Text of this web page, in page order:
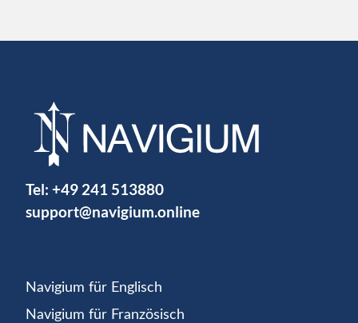
Tel: +49 241 513880
support@navigium.online
Navigium für Englisch
Navigium für Französisch